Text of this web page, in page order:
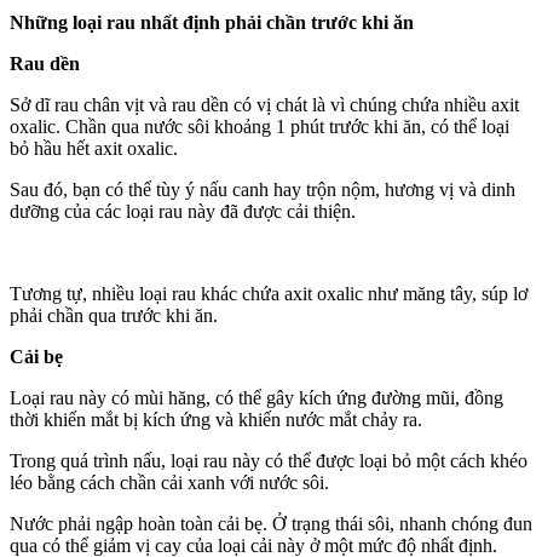
Những loại rau nhất định phải chần trước khi ăn
Rau dền
Sở dĩ rau chân vịt và rau dền có vị chát là vì chúng chứa nhiều axit
oxalic. Chần qua nước sôi khoảng 1 phút trước khi ăn, có thể loại
bỏ hầu hết axit oxalic.
Sau đó, bạn có thể tùy ý nấu canh hay trộn nộm, hương vị và dinh
dưỡng của các loại rau này đã được cải thiện.
Tương tự, nhiều loại rau khác chứa axit oxalic như măng tây, súp lơ
phải chần qua trước khi ăn.
Cải bẹ
Loại rau này có mùi hăng, có thể gây kích ứng đường mũi, đồng
thời khiến mắt bị kích ứng và khiến nước mắt chảy ra.
Trong quá trình nấu, loại rau này có thể được loại bỏ một cách khéo
léo bằng cách chần cải xanh với nước sôi.
Nước phải ngập hoàn toàn cải bẹ. Ở trạng thái sôi, nhanh chóng đun
qua có thể giảm vị cay của loại cải này ở một mức độ nhất định.